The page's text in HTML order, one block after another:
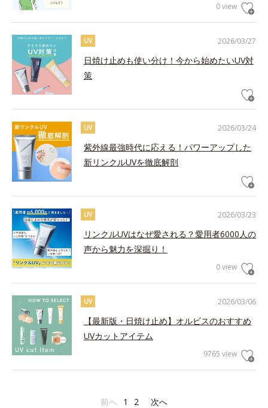
0 view
2026/03/27
UV
日焼け止めも使い分け！今から始めたいUV対
策
2026/03/24
UV
紫外線最強時代に応える！パワーアップした
新リンクルUVを徹底解剖
2026/03/23
UV
リンクルUVはなぜ愛される？愛用者6000人の
声から魅力を深掘り！
0 view
2026/03/06
UV
【最新版・日焼け止め】オルビスのおすすめ
UVカットアイテム
9765 view
前へ 1 2 次へ